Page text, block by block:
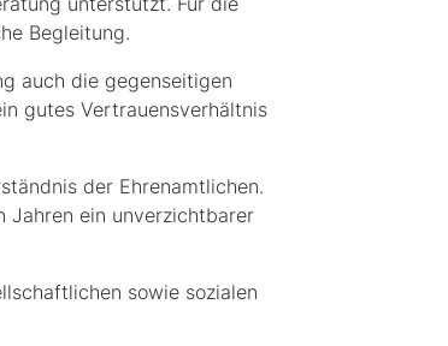
Begleitung.
auch die gegenseitigen
gutes Vertrauensverhältnis
der Ehrenamtlichen.
Jahren ein unverzichtbarer
sowie sozialen